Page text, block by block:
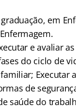
em
e avaliar
do ciclo de
Executar
de
saúde do